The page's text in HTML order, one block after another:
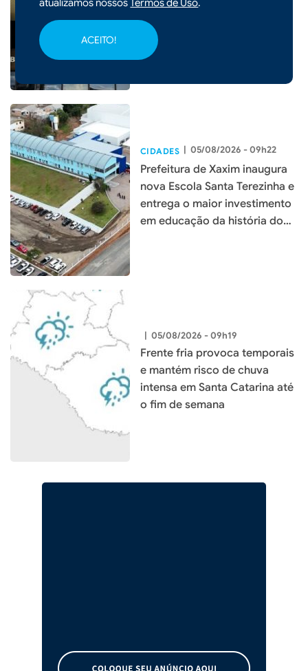
atualizamos nossosTermos de Uso.
ACEITO!
baixa taxa Selic para 14% ao
ano
CIDADES | 05/08/2026 - 09h22
Prefeitura de Xaxim inaugura
nova Escola Santa Terezinha e
entrega o maior investimento
em educação da história do
| 05/08/2026 - 09h19
Frente fria provoca temporais
e mantém risco de chuva
intensa em Santa Catarina até
o fim de semana